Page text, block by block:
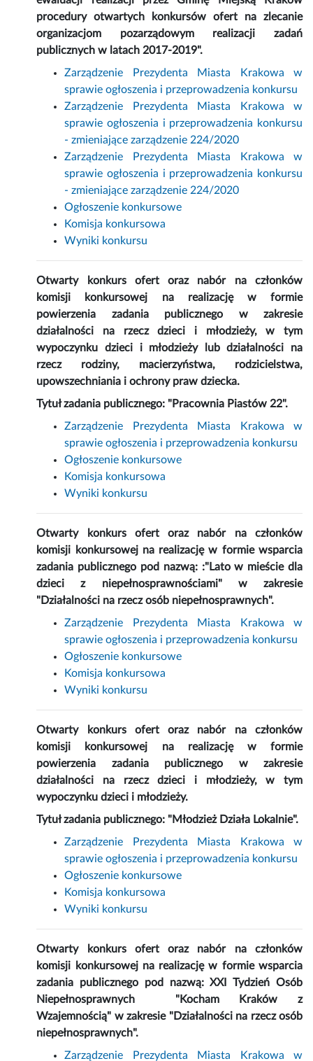
procedury otwartych konkursów ofert na zlecanie
organizacjom pozarządowym realizacji zadań
publicznych w latach 2017-2019".
Zarządzenie Prezydenta Miasta Krakowa w
sprawie ogłoszenia i przeprowadzenia konkursu
Zarządzenie Prezydenta Miasta Krakowa w
sprawie ogłoszenia i przeprowadzenia konkursu
- zmieniające zarządzenie 224/2020
Zarządzenie Prezydenta Miasta Krakowa w
sprawie ogłoszenia i przeprowadzenia konkursu
- zmieniające zarządzenie 224/2020
Ogłoszenie konkursowe
Komisja konkursowa
Wyniki konkursu
Otwarty konkurs ofert oraz nabór na członków
komisji konkursowej na realizację w formie
powierzenia zadania publicznego w zakresie
działalności na rzecz dzieci i młodzieży, w tym
wypoczynku dzieci i młodzieży lub działalności na
rzecz rodziny, macierzyństwa, rodzicielstwa,
upowszechniania i ochrony praw dziecka.
Tytuł zadania publicznego: "Pracownia Piastów 22".
Zarządzenie Prezydenta Miasta Krakowa w
sprawie ogłoszenia i przeprowadzenia konkursu
Ogłoszenie konkursowe
Komisja konkursowa
Wyniki konkursu
Otwarty konkurs ofert oraz nabór na członków
komisji konkursowej na realizację w formie wsparcia
zadania publicznego pod nazwą: :"Lato w mieście dla
dzieci z niepełnosprawnościami" w zakresie
"Działalności na rzecz osób niepełnosprawnych".
Zarządzenie Prezydenta Miasta Krakowa w
sprawie ogłoszenia i przeprowadzenia konkursu
Ogłoszenie konkursowe
Komisja konkursowa
Wyniki konkursu
Otwarty konkurs ofert oraz nabór na członków
komisji konkursowej na realizację w formie
powierzenia zadania publicznego w zakresie
działalności na rzecz dzieci i młodzieży, w tym
wypoczynku dzieci i młodzieży.
Tytuł zadania publicznego: "Młodzież Działa Lokalnie".
Zarządzenie Prezydenta Miasta Krakowa w
sprawie ogłoszenia i przeprowadzenia konkursu
Ogłoszenie konkursowe
Komisja konkursowa
Wyniki konkursu
Otwarty konkurs ofert oraz nabór na członków
komisji konkursowej na realizację w formie wsparcia
zadania publicznego pod nazwą: XXI Tydzień Osób
Niepełnosprawnych "Kocham Kraków z
Wzajemnością" w zakresie "Działalności na rzecz osób
niepełnosprawnych".
Zarządzenie Prezydenta Miasta Krakowa w